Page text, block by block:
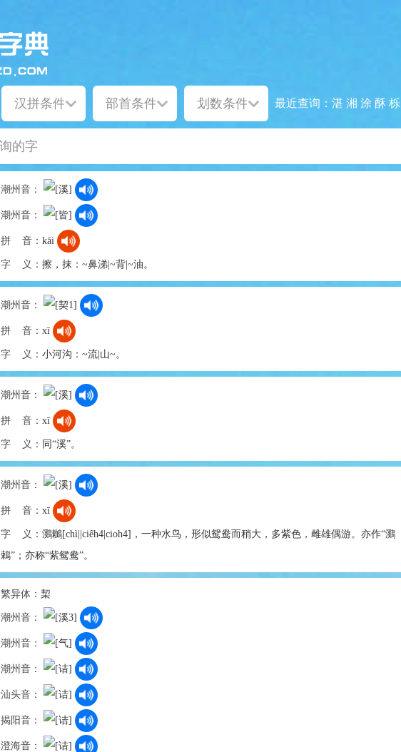
最近查询： 湛 湘 涂 酥 栎
潮州音：
潮州音：
拼 音： kāi
字 义： 擦，抹：~鼻涕|~背|~油。
潮州音：
拼 音： xī
字 义： 小河沟：~流|山~。
潮州音：
拼 音： xī
字 义： 同“溪”。
潮州音：
拼 音： xī
字 义： 鸂鶒[chì||ciêh4|cioh4]，一种水鸟，形似鸳鸯而稍大，多紫色，雌雄偶游。亦作“鸂
鵣”；亦称“紫鸳鸯”。
繁异体： 栔
潮州音：
潮州音：
潮州音：
汕头音：
揭阳音：
澄海音：